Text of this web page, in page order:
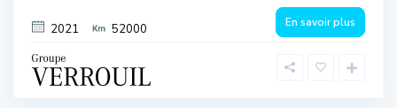
2021 52000 En savoir plus